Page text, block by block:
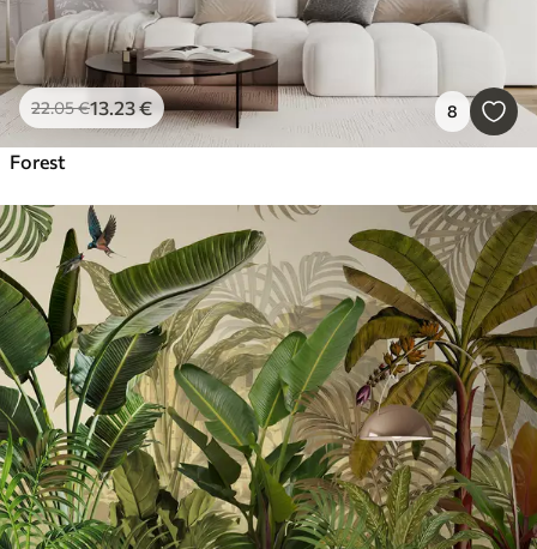
22.05€13.23€ 8
Forest